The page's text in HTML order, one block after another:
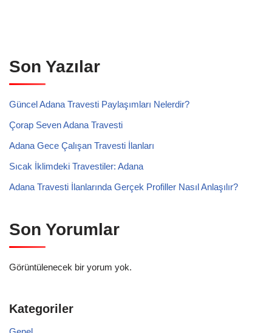
Son Yazılar
Güncel Adana Travesti Paylaşımları Nelerdir?
Çorap Seven Adana Travesti
Adana Gece Çalışan Travesti İlanları
Sıcak İklimdeki Travestiler: Adana
Adana Travesti İlanlarında Gerçek Profiller Nasıl Anlaşılır?
Son Yorumlar
Görüntülenecek bir yorum yok.
Kategoriler